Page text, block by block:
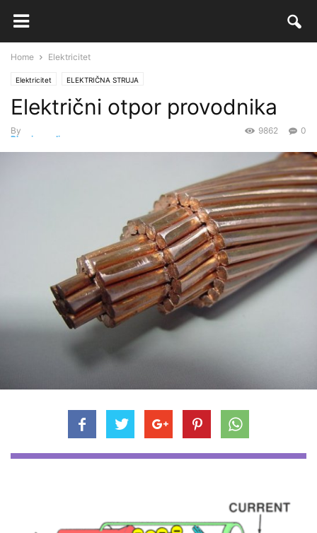
Home Elektricitet
Elektricitet ELEKTRIČNA STRUJA
Električni otpor provodnika
By
Physics.online
0
9862